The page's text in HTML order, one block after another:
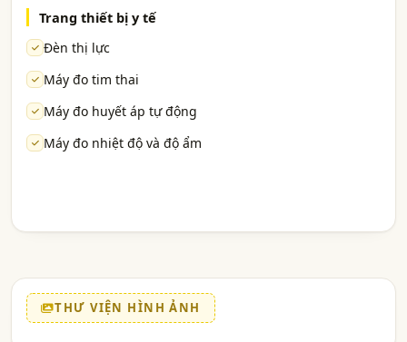
Trang thiết bị y tế
Đèn thị lực
Máy đo tim thai
Máy đo huyết áp tự động
Máy đo nhiệt độ và độ ẩm
THƯ VIỆN HÌNH ẢNH